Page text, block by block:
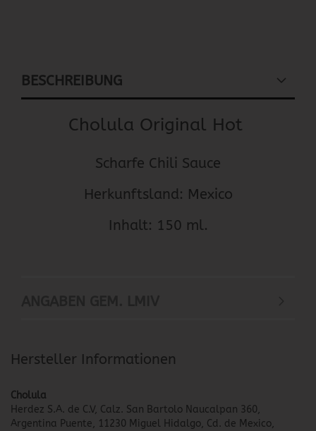
BESCHREIBUNG
Cholula Original Hot
Scharfe Chili Sauce
Herkunftsland: Mexico
Inhalt: 150 ml.
Hersteller Informationen
Cholula
Herdez S.A. de C.V, Calz. San Bartolo Naucalpan 360,
Argentina Puente, 11230 Miguel Hidalgo, Cd. de Mexico,